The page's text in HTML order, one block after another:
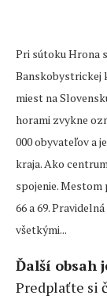
Pri sútoku Hrona
Banskobystrickej
miest na
horami zvykne
000 obyvateľov a
kraja. Ako
spojenie. Mestom
66 a 69.
všetkými...
Ďalší obsah
Predplaťte si